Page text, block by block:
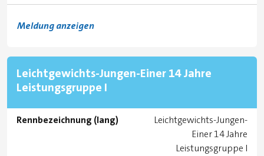
Leichtgewichts-Jungen-Einer 14 Jahre
Leistungsgruppe I
Rennbezeichnung (lang)
Leichtgewichts-Jungen-
Einer 14 Jahre
Leistungsgruppe I
Meldung anzeigen